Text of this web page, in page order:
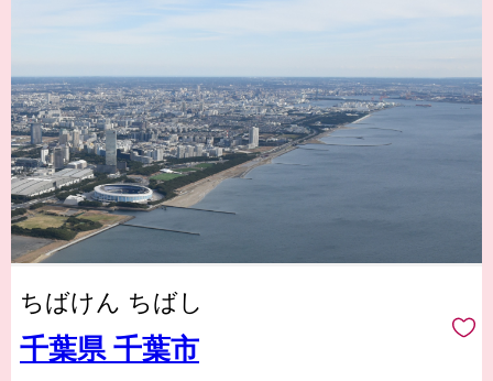
ちばけん ちばし
千葉県 千葉市